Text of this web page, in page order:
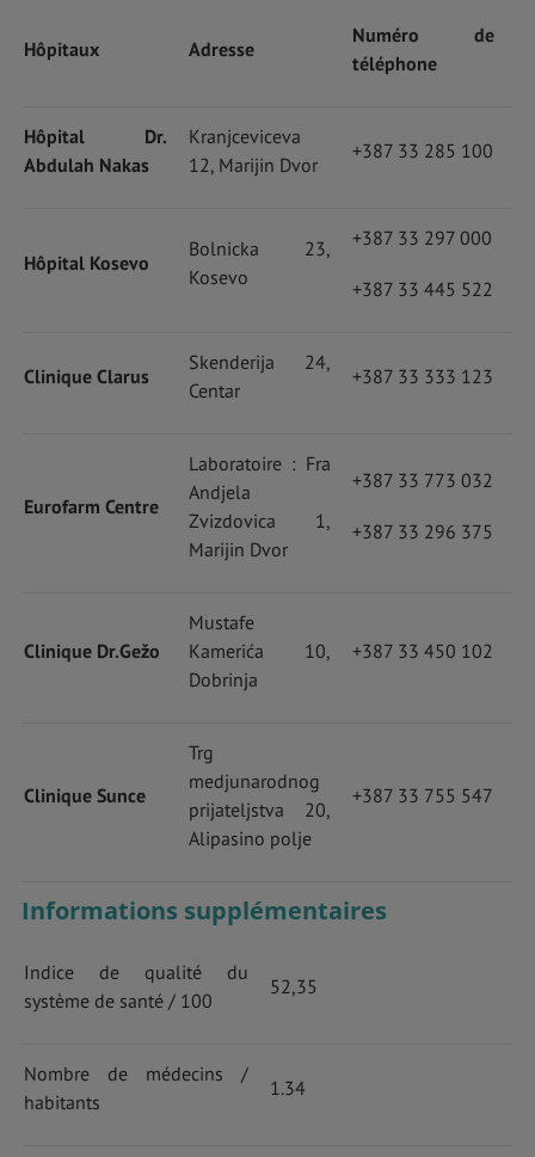
Hôpitaux Adresse
Numéro de
téléphone
Hôpital Dr.
Abdulah Nakas
Kranjceviceva
12, Marijin Dvor
+387 33 285 100
Hôpital Kosevo
Bolnicka 23,
Kosevo
+387 33 297 000
+387 33 445 522
Clinique Clarus
Skenderija 24,
Centar
+387 33 333 123
Eurofarm Centre
Laboratoire : Fra
Andjela
Zvizdovica 1,
Marijin Dvor
+387 33 773 032
+387 33 296 375
Clinique Dr.Gežo
Mustafe
Kamerića 10,
Dobrinja
+387 33 450 102
Clinique Sunce
Trg
medjunarodnog
prijateljstva 20,
Alipasino polje
+387 33 755 547
Informations supplémentaires
Indice de qualité du
système de santé / 100
52,35
Nombre de médecins /
habitants
1.34